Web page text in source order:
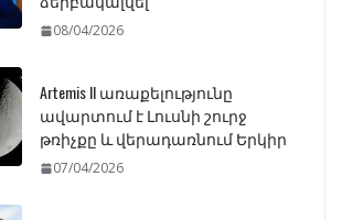
08/04/2026
ավարտում է Լուսնի շուրջ
թռիչքը և վերադառնում Երկիր
07/04/2026